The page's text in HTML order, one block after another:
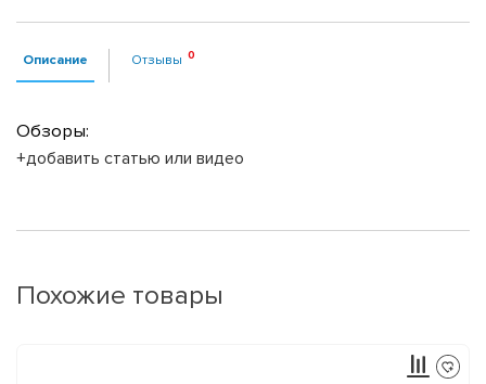
Описание Отзывы
Обзоры:
+добавить статью или видео
Похожие товары